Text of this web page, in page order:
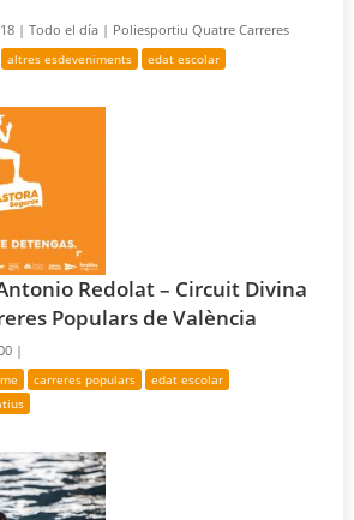
|Todo el día | Poliesportiu Quatre Carreres
altres esdeveniments edat escolar
Redolat – Circuit Divina
Populars de València
|
carreres populars
edat escolar